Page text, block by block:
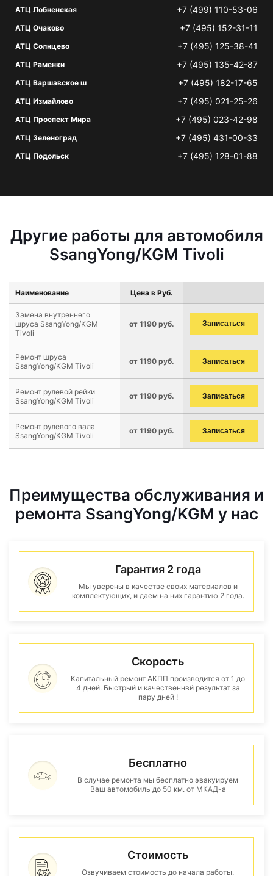
АТЦ Лобненская +7 (499) 110-53-06
АТЦ Очаково +7 (495) 152-31-11
АТЦ Солнцево +7 (495) 125-38-41
АТЦ Раменки +7 (495) 135-42-87
АТЦ Варшавское ш +7 (495) 182-17-65
АТЦ Измайлово +7 (495) 021-25-26
АТЦ Проспект Мира +7 (495) 023-42-98
АТЦ Зеленоград +7 (495) 431-00-33
АТЦ Подольск +7 (495) 128-01-88
Другие работы для автомобиля
SsangYong/KGM Tivoli
Наименование Цена в Руб.
Замена внутреннего
шруса SsangYong/KGM
Tivoli
от 1190 руб. Записаться
Ремонт шруса
SsangYong/KGM Tivoli
от 1190 руб. Записаться
Ремонт рулевой рейки
SsangYong/KGM Tivoli
от 1190 руб. Записаться
Ремонт рулевого вала
SsangYong/KGM Tivoli
от 1190 руб. Записаться
Преимущества обслуживания и
ремонта SsangYong/KGM у нас
Гарантия 2 года
Мы уверены в качестве своих материалов и
комплектующих, и даем на них гарантию 2 года.
Скорость
Капитальный ремонт АКПП производится от 1 до
4 дней. Быстрый и качественнвй результат за
пару дней !
Бесплатно
В случае ремонта мы бесплатно эвакуируем
Ваш автомобиль до 50 км. от МКАД-а
Стоимость
Озвучиваем стоимость до начала работы.